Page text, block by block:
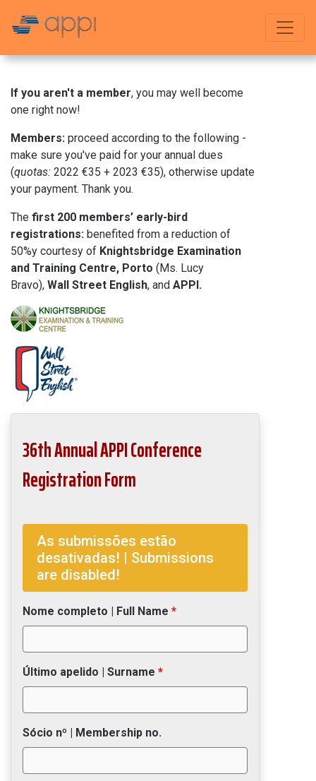
If you aren't a member, you may well become
one right now!
Members: proceed according to the following -
make sure you've paid for your annual dues
(quotas: 2022 €35 + 2023 €35), otherwise update
your payment. Thank you.
The first 200 members’ early-bird
registrations: benefited from a reduction of
50%y courtesy of Knightsbridge Examination
and Training Centre, Porto (Ms. Lucy
Bravo), Wall Street English, and APPI.
36th Annual APPI Conference
Registration Form
As submissões estão
desativadas! | Submissions
are disabled!
Nome completo | Full Name
Último apelido | Surname
Sócio nº | Membership no.